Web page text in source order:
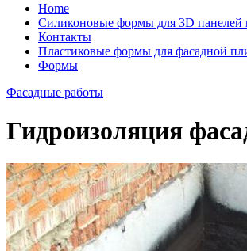
Home
Cиликоновые формы для 3D панелей
Контакты
Пластиковые формы для фасадной
Формы
Фасадные работы
Гидроизоляция